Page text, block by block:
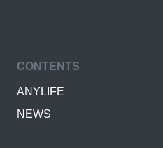
CONTENTS
ANYLIFE
NEWS